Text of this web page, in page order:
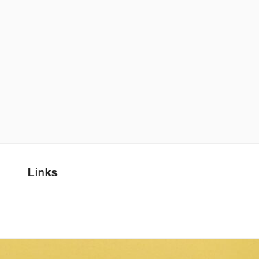
Links